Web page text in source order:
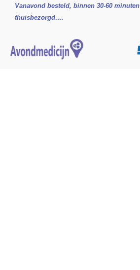
naar
Vanavond besteld, binnen 30-60 minuten
thuisbezorgd….
Probiotica
Pre&Pro